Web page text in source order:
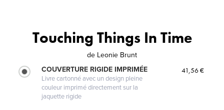
Touching Things In Time
de Leonie Brunt
COUVERTURE RIGIDE IMPRIMÉE
Livre cartonné avec un design pleine
couleur imprimé directement sur la
jaquette rigide
41,56 €